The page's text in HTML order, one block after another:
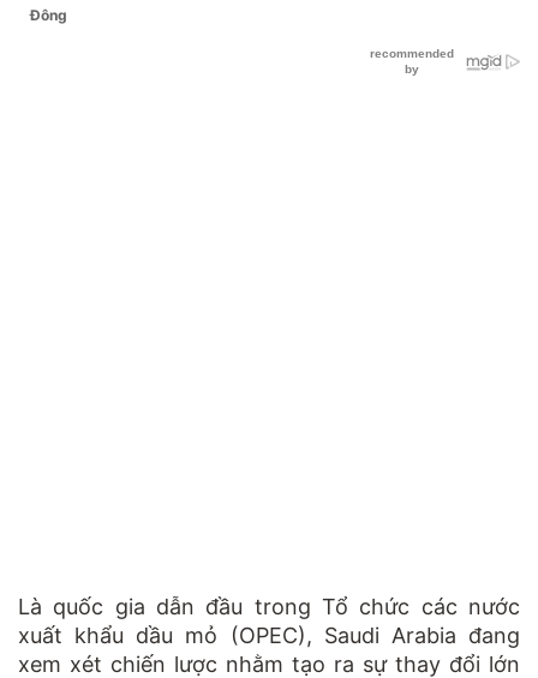
Đông
Là quốc gia dẫn đầu trong Tổ chức các nước
xuất khẩu dầu mỏ (OPEC), Saudi Arabia đang
xem xét chiến lược nhằm tạo ra sự thay đổi lớn